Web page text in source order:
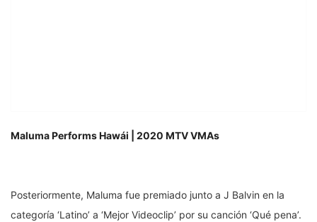
Maluma Performs Hawái | 2020 MTV VMAs
Posteriormente, Maluma fue premiado junto a J Balvin en la
categoría ‘Latino’ a ‘Mejor Videoclip’ por su canción ‘Qué pena’.